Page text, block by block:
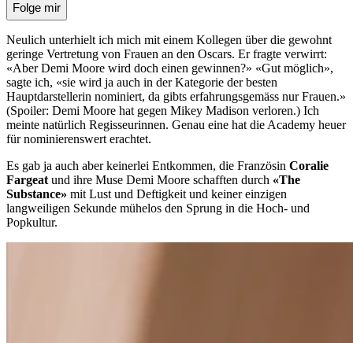
Folge mir
Neulich unterhielt ich mich mit einem Kollegen über die gewohnt
geringe Vertretung von Frauen an den Oscars. Er fragte verwirrt:
«Aber Demi Moore wird doch einen gewinnen?» «Gut möglich»,
sagte ich, «sie wird ja auch in der Kategorie der besten
Hauptdarstellerin nominiert, da gibts erfahrungsgemäss nur Frauen.»
(Spoiler: Demi Moore hat gegen Mikey Madison verloren.) Ich
meinte natürlich Regisseurinnen. Genau eine hat die Academy heuer
für nominierenswert erachtet.
Es gab ja auch aber keinerlei Entkommen, die Französin Coralie
Fargeat und ihre Muse Demi Moore schafften durch «The
Substance» mit Lust und Deftigkeit und keiner einzigen
langweiligen Sekunde mühelos den Sprung in die Hoch- und
Popkultur.